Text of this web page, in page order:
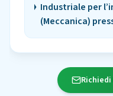
Industriale per
(Meccanica)